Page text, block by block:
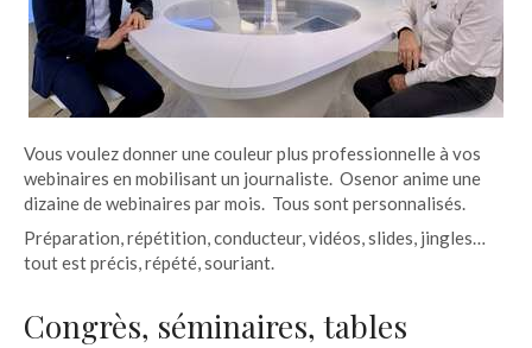
Vous voulez donner une couleur plus professionnelle à vos
webinaires en mobilisant un journaliste. Osenor anime une
dizaine de webinaires par mois. Tous sont personnalisés.
Préparation, répétition, conducteur, vidéos, slides, jingles…
tout est précis, répété, souriant.
Congrès, séminaires, tables